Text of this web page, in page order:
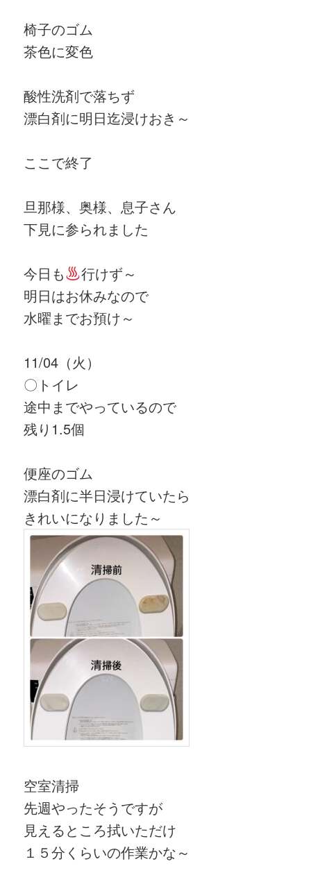
椅子のゴム
茶色に変色
酸性洗剤で落ちず
漂白剤に明日迄浸けおき～
ここで終了
旦那様、奥様、息子さん
下見に参られました
今日も
行けず～
明日はお休みなので
水曜までお預け～
11/04（火）
〇トイレ
途中までやっているので
残り1.5個
便座のゴム
漂白剤に半日浸けていたら
きれいになりました～
空室清掃
先週やったそうですが
見えるところ拭いただけ
１５分くらいの作業かな～